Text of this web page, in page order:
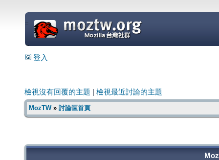
=
登入
檢視沒有回覆的主題 檢視最近討論的主題
MozTW» 討論區首頁